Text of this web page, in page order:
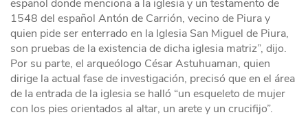
español donde menciona a la iglesia y un testamento de
1548 del español Antón de Carrión, vecino de Piura y
quien pide ser enterrado en la Iglesia San Miguel de Piura,
son pruebas de la existencia de dicha iglesia matriz”, dijo.
Por su parte, el arqueólogo César Astuhuaman, quien
dirige la actual fase de investigación, precisó que en el área
de la entrada de la iglesia se halló “un esqueleto de mujer
con los pies orientados al altar, un arete y un crucifijo”.